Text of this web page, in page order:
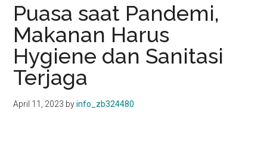
Puasa saat Pandemi,
Makanan Harus
Hygiene dan Sanitasi
Terjaga
April 11, 2023 byinfo_zb324480